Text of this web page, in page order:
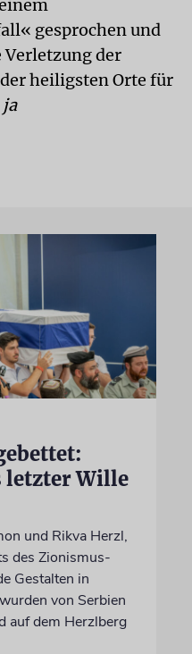
gesprochen und
Verletzung der
heiligsten Orte für
ja
letzter Wille
und Rikva Herzl,
des Zionismus-
Gestalten in
von Serbien
auf dem Herzlberg